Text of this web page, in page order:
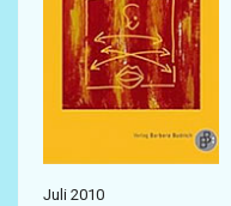
Juli 2010